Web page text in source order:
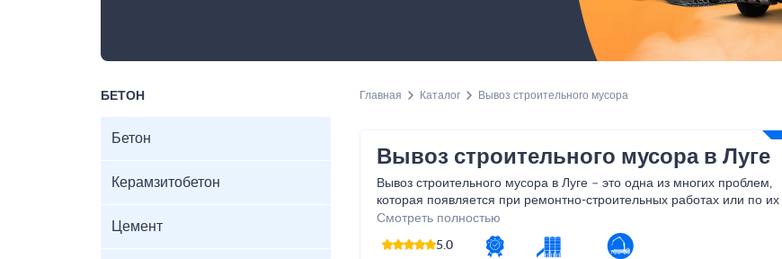
БЕТОН
Бетон
Керамзитобетон
Цемент
Главная Каталог Вывоз строительного мусора
Вывоз строительного мусора в Луге
Вывоз строительного мусора в Луге – это одна из многих проблем,
которая появляется при ремонтно-строительных работах или по их
завершению. Одному справиться с таким большим объемом мусора,
даже если у вас есть свой автомобиль, не получится. Поэтому после
демонтажа, строительства либо ремонта для того, чтобы привести
Смотреть полностью
5.0